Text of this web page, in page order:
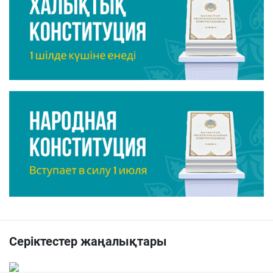
Серіктестер жаңалықтары